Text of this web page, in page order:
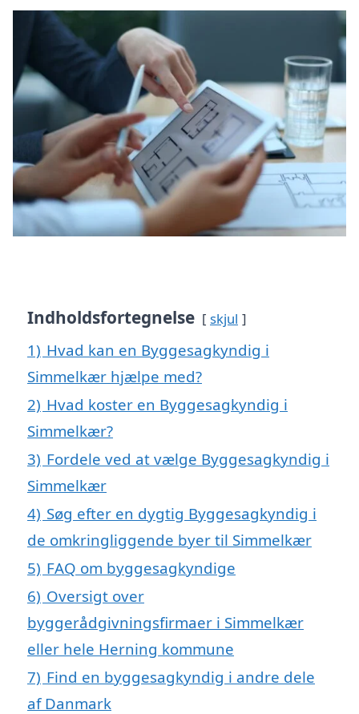
Indholdsfortegnelse skjul
1) Hvad kan en Byggesagkyndig i
Simmelkær hjælpe med?
2) Hvad koster en Byggesagkyndig i
Simmelkær?
3) Fordele ved at vælge Byggesagkyndig i
Simmelkær
4) Søg efter en dygtig Byggesagkyndig i
de omkringliggende byer til Simmelkær
5) FAQ om byggesagkyndige
6) Oversigt over
byggerådgivningsfirmaer i Simmelkær
eller hele Herning kommune
7) Find en byggesagkyndig i andre dele
af Danmark